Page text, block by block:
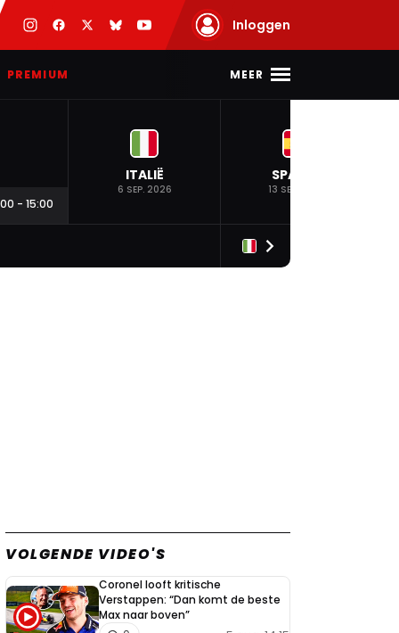
Inloggen
PREMIUM MEER
- 15:00
ITALIË
6 SEP. 2026
SPANJE
13 SEP. 2026
VOLGENDE VIDEO'S
Coronel looft kritische
Verstappen: “Dan komt de beste
Max naar boven”